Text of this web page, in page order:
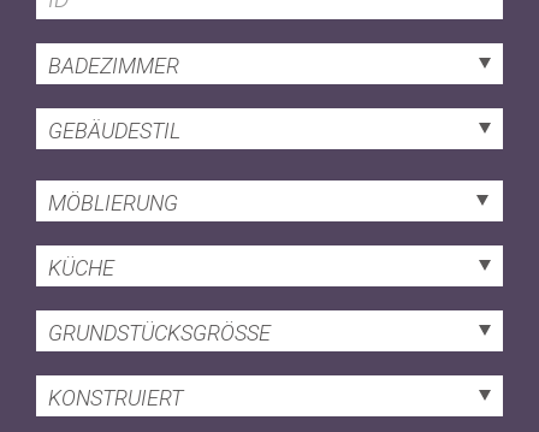
BADEZIMMER
GEBÄUDESTIL
MÖBLIERUNG
KÜCHE
GRUNDSTÜCKSGRÖSSE
KONSTRUIERT